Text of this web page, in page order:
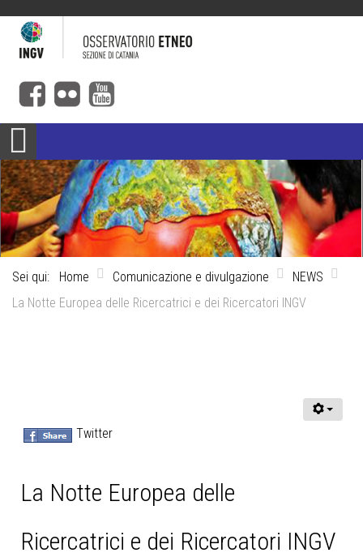
Sei qui: Home Comunicazione e divulgazione
NEWS
La Notte Europea delle Ricercatrici e dei Ricercatori INGV
Twitter
La Notte Europea delle
Ricercatrici e dei Ricercatori INGV